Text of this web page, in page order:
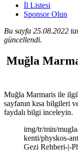
İl Listesi
Sponsor Olun
Bu sayfa 25.08.2022
güncellendi.
Muğla
Muğla Marmaris ile
sayfanın kısa bilgileri
faydalı bilgi inceleyin.
img/tr/min/
kenti/physkos-
Gezi Rehberi-|-